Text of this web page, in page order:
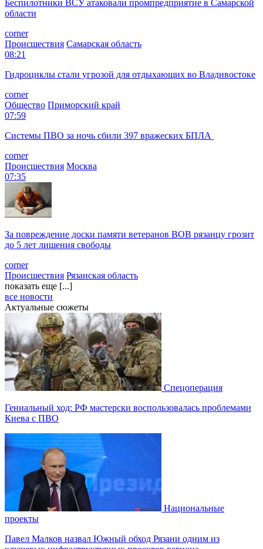
Беспилотники ВСУ атаковали промпредприятие в Самарской
области
corner
Происшествия Самарская область
08:21
Гидроциклы стали угрозой для отдыхающих во Владивостоке
corner
Общество Приморский край
07:59
Системы ПВО за ночь сбили 397 вражеских БПЛА
corner
Происшествия Москва
07:35
За повреждение доски памяти ветеранов ВОВ рязанцу грозит
до 5 лет лишения свободы
corner
Происшествия Рязанская область
показать еще [...]
все новости
Актуальные сюжеты
Спецоперация
Гениальный ход: РФ мастерски воспользовалась проблемами
Киева с ПВО
Национальные
проекты
Павел Малков назвал Южный обход Рязани одним из